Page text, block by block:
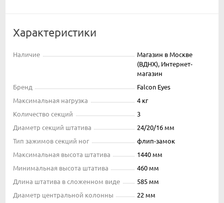
Характеристики
Наличие
Магазин в Москве
(ВДНХ), Интернет-
магазин
Бренд
Falcon Eyes
Максимальная нагрузка
4 кг
Количество секций
3
Диаметр секций штатива
24/20/16 мм
Тип зажимов секций ног
флип-замок
Максимальная высота штатива
1440 мм
Минимальная высота штатива
460 мм
Длина штатива в сложенном виде
585 мм
Диаметр центральной колонны
22 мм